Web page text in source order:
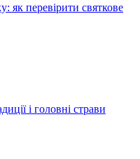
як перевірити святкове
і головні страви